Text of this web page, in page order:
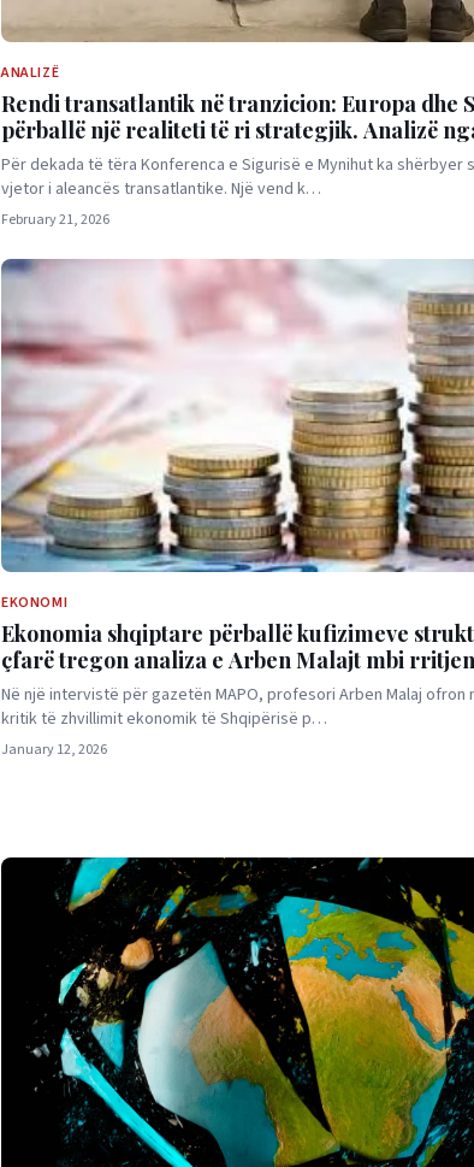
ANALIZË
Rendi transatlantik në tranzicion: Europa dhe
përballë një realiteti të ri strategjik. Analizë
Bushati
Për dekada të tëra Konferenca e Sigurisë e Mynihut ka shërbyer
vjetor i aleancës transatlantike. Një vend k…
February 21, 2026
EKONOMI
Ekonomia shqiptare përballë kufizimeve
çfarë tregon analiza e Arben Malajt mbi
integrimin në BE?
Në një intervistë për gazetën MAPO, profesori Arben Malaj ofron
kritik të zhvillimit ekonomik të Shqipërisë p…
January 12, 2026